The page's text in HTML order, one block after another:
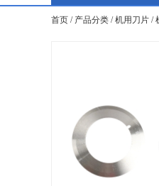
首页 / 产品分类 / 机用刀片 /